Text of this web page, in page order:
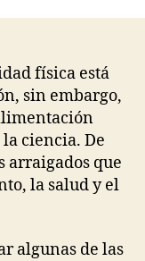
Nutrición.
Parte
Especial
Nutrición
deportiva.
física está
sin embargo,
ciencia. De
arraigados que
la salud y el
algunas de las